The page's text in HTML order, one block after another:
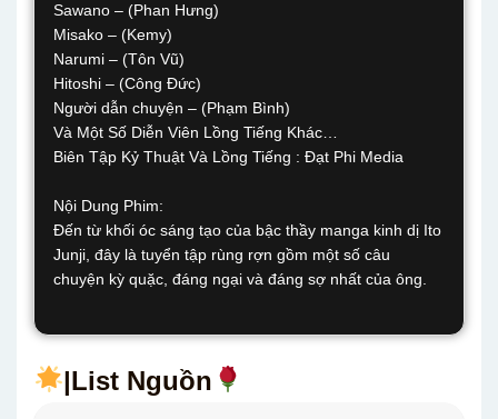
Sawano – (Phan Hưng)
Misako – (Kemy)
Narumi – (Tôn Vũ)
Hitoshi – (Công Đức)
Người dẫn chuyện – (Phạm Bình)
Và Một Số Diễn Viên Lồng Tiếng Khác…
Biên Tập Kỷ Thuật Và Lồng Tiếng : Đạt Phi Media
Nội Dung Phim:
Đến từ khối óc sáng tạo của bậc thầy manga kinh dị Ito
Junji, đây là tuyển tập rùng rợn gồm một số câu
chuyện kỳ quặc, đáng ngại và đáng sợ nhất của ông.
|List Nguồn